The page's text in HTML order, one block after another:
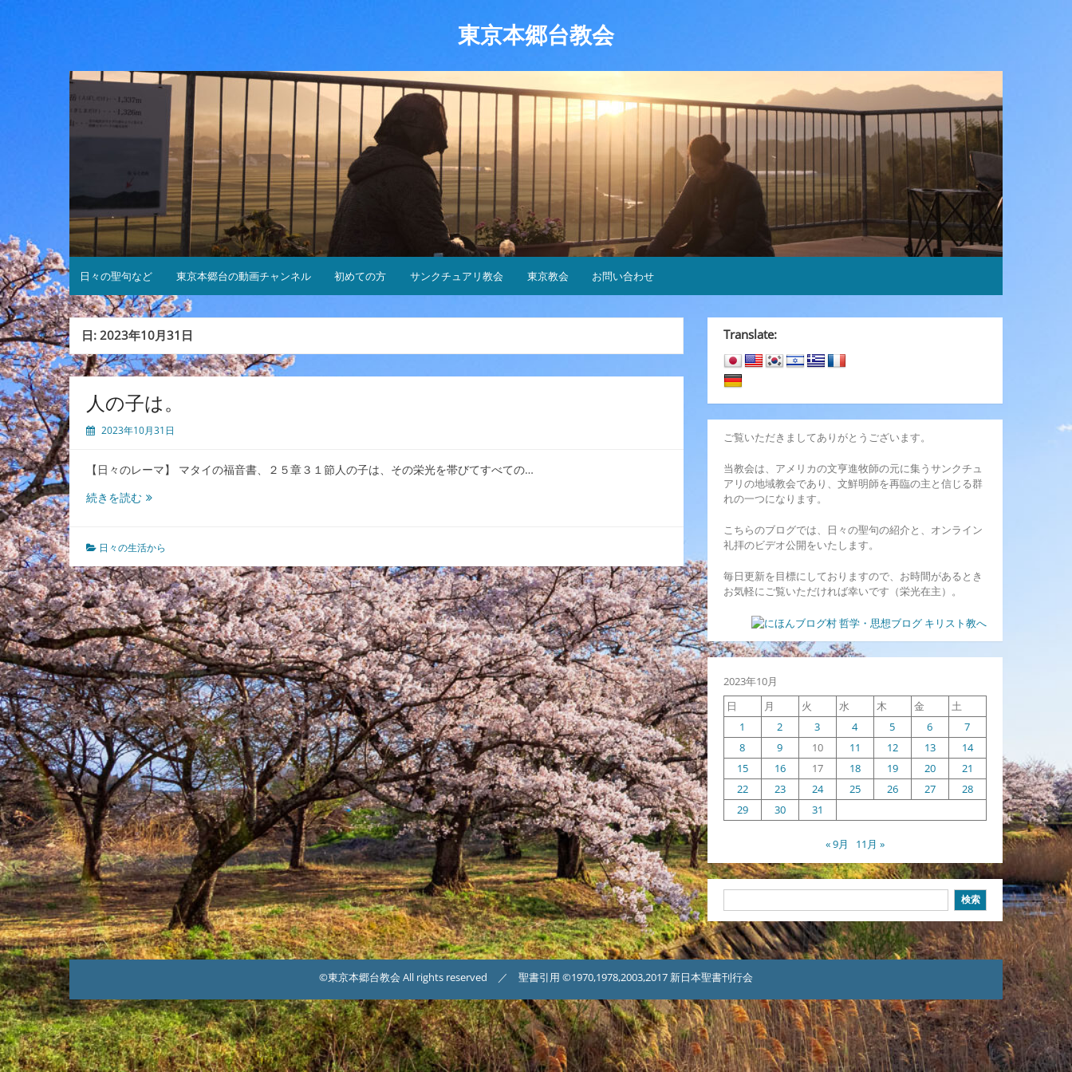
東京本郷台教会
日々の聖句など 東京本郷台の動画チャンネル 初めての方 サンクチュアリ教会 東京教会 お問い合わせ
日:2023年10月31日
人の子は。
2023年10月31日
【日々のレーマ】 マタイの福音書、２５章３１節人の子は、その栄光を帯びてすべての…
続きを読む人
は。
日々の生活から
Translate:
ご覧いただきましてありがとうございます。
当教会は、アメリカの文亨進牧師の元に集うサンクチュ
アリの地域教会であり、文鮮明師を再臨の主と信じる群
れの一つになります。
こちらのブログでは、日々の聖句の紹介と、オンライン
礼拝のビデオ公開をいたします。
毎日更新を目標にしておりますので、お時間があるとき
お気軽にご覧いただければ幸いです（栄光在主）。
2023年10月
日
月 火 水 木 金
土
1
2 3 4 5 6
7
8
9 10 11 12 13
14
15
16 17 18 19 20
21
22
23 24 25 26 27
28
29
30 31
« 9月 11月 »
索
検索
©東京本郷台教会 All rights reserved ／ 聖書引用 ©1970,1978,2003,2017 新日本聖書刊行会